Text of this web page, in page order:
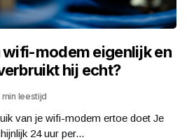
wifi-modem eigenlijk en
hij echt?
min leestijd
van je wifi-modem ertoe doet Je
24 uur per...